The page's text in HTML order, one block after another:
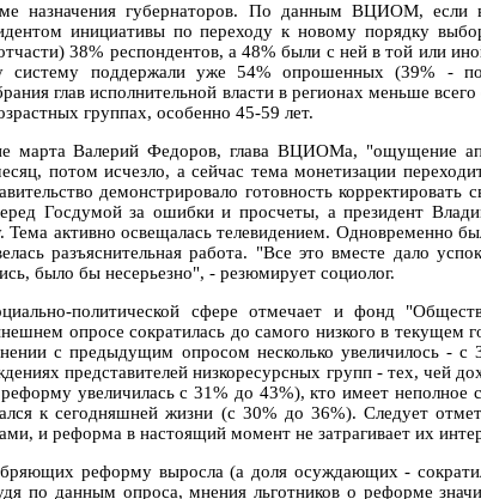
назначения губернаторов. По данным ВЦИОМ, если
инициативы по переходу к новому порядку
38% респондентов, а 48% были с ней в той или
систему поддержали уже 54% опрошенных (39% -
глав исполнительной власти в регионах меньше
группах, особенно 45-59 лет.
марта Валерий Федоров, глава ВЦИОМа, "ощущение
потом исчезло, а сейчас тема монетизации
демонстрировало готовность корректировать
Госдумой за ошибки и просчеты, а президент
Тема активно освещалась телевидением. Одновременно
разъяснительная работа. "Все это вместе дало
было бы несерьезно", - резюмирует социолог.
политической сфере отмечает и фонд
опросе сократилась до самого низкого в текущем
с предыдущим опросом несколько увеличилось -
представителей низкоресурсных групп - тех, чей
увеличилась с 31% до 43%), кто имеет неполное
к сегодняшней жизни (с 30% до 36%). Следует
и реформа в настоящий момент не затрагивает их
реформу выросла (а доля осуждающих -
по данным опроса, мнения льготников о реформе